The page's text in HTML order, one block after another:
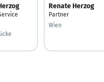
Renate Herzog
Partner
Wien